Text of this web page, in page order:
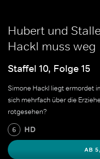
Hubert und
Hackl muss weg
Staffel 10, Folge 15
Simone Hackl liegt ermordet
sich mehrfach über die
rotgesehen?
6 HD
AB